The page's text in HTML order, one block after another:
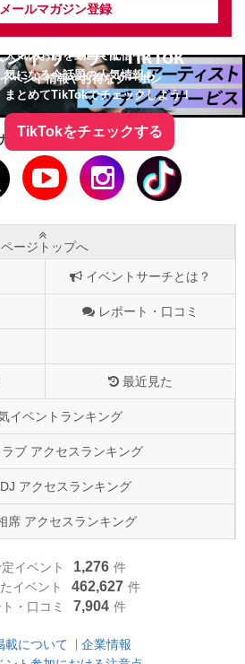
メールマガジン登録
ントサーチ - TikTok
ベント情報やお得なクーポン
人気のお店を動画で配信中！
気になる今話題の人気情報も
まとめてTikTokでチェックしよう！
TikTokをチェックする
ーチをフォローしよう！
ページトップへ
イベントサーチとは？
レポート・口コミ
最近見た
イベントランキング
ラブ アクセスランキング
アクセスランキング
席 アクセスランキング
イベント 1,276 件
イベント
462,627 件
・口コミ
7,904 件
載について
企業情報